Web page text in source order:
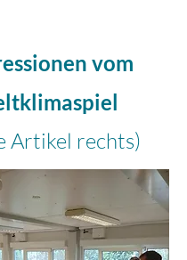
vom
Artikel rechts)